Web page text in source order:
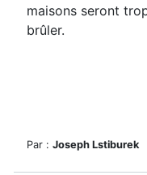
maisons seront
brûler.
Par : Joseph Lstiburek